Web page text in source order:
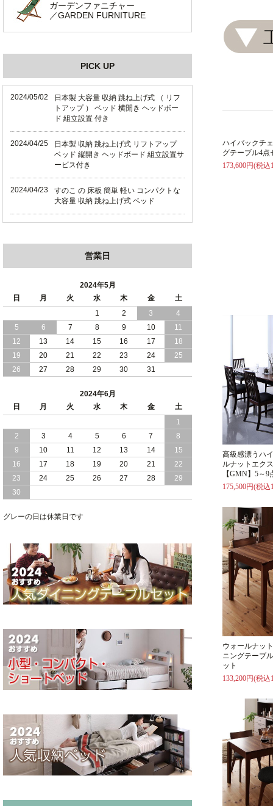
ハイバックチ
グテーブル4点
173,600円(税込
高級感漂うハ
ルナットエク
【GMN】5～9
175,500円(税込
ウォールナッ
ニングテーブ
ット
133,200円(税込
ガーデンファニチャー
／GARDEN FURNITURE
PICK UP
2024/05/02
日本製 大容量 収納 跳ね上げ式 （ リフ
トアップ ） ベッド 横開き ヘッドボー
ド 組立設置 付き
2024/04/25
日本製 収納 跳ね上げ式 リフトアップ
ベッド 縦開き ヘッドボード 組立設置サ
ービス付き
2024/04/23
すのこ の 床板 簡単 軽い コンパクトな
大容量 収納 跳ね上げ式 ベッド
2024/03/28
収納 付き 大容量 チェスト ベッド 日本
製 ヘッドボードなし
2024/02/23
畳 の 床面 で 敷き布団 で 寝られる 引き
出し 収納庫 付 大容量 チェスト ベッド
日本製
2024/02/13
床 畳仕様 で 敷き布団 が 使える 引き出
し 収納庫 付き チェスト ベッド 日本製
おすすめ 引出し 収納 付 シンプル ＆ ス
タイリッシュ 国産 日本製 チェスト ベ
2024/02/02
日本製 引出し 収納 と 棚 コンセント が
付いた シンプル デザイン チェスト ベ
ッド
2024/01/24
チェスト ベッド
営業日
2024年5月
日
月 火 水 木 金
土
1
2 3
4
5
6 7 8 9 10
11
12
13 14 15 16 17
18
19
20 21 22 23 24
25
26
27 28 29 30 31
2024年6月
日
月 火 水 木 金
土
1
2
3 4 5 6 7
8
9
10 11 12 13 14
15
16
17 18 19 20 21
22
23
24 25 26 27 28
29
30
グレーの日は休業日です